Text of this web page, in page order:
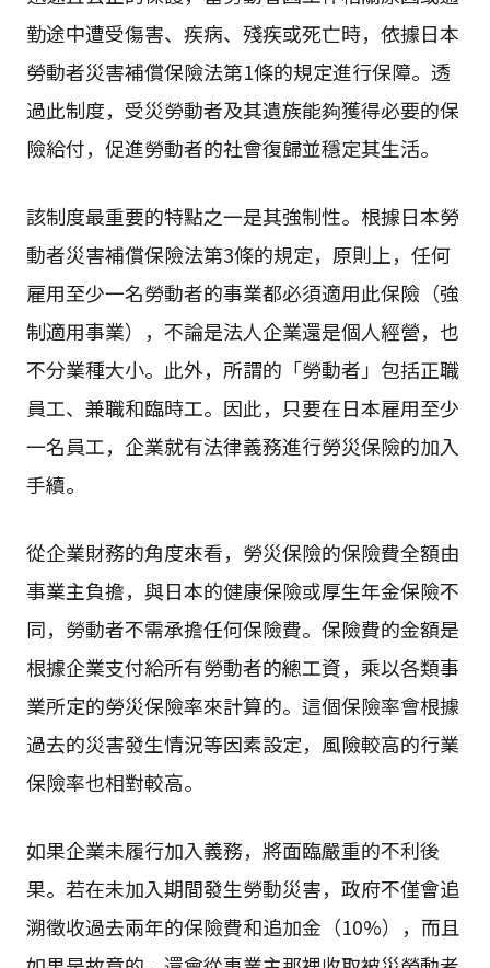
勤途中遭受傷害、疾病、殘疾或死亡時，依據日本
勞動者災害補償保險法第1條的規定進行保障。透
過此制度，受災勞動者及其遺族能夠獲得必要的保
險給付，促進勞動者的社會復歸並穩定其生活。
該制度最重要的特點之一是其強制性。根據日本勞
動者災害補償保險法第3條的規定，原則上，任何
雇用至少一名勞動者的事業都必須適用此保險（強
制適用事業），不論是法人企業還是個人經營，也
不分業種大小。此外，所謂的「勞動者」包括正職
員工、兼職和臨時工。因此，只要在日本雇用至少
一名員工，企業就有法律義務進行勞災保險的加入
手續。
從企業財務的角度來看，勞災保險的保險費全額由
事業主負擔，與日本的健康保險或厚生年金保險不
同，勞動者不需承擔任何保險費。保險費的金額是
根據企業支付給所有勞動者的總工資，乘以各類事
業所定的勞災保險率來計算的。這個保險率會根據
過去的災害發生情況等因素設定，風險較高的行業
保險率也相對較高。
如果企業未履行加入義務，將面臨嚴重的不利後
果。若在未加入期間發生勞動災害，政府不僅會追
溯徵收過去兩年的保險費和追加金（10%），而且